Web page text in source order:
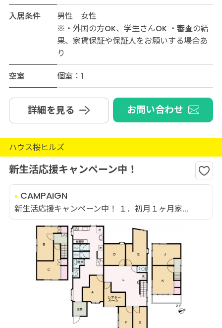
入居条件
男性 女性
※・外国の方OK、学生さんOK ・審査の結
果、家賃保証や保証人をお願いする場合あ
り
空室
個室：1
詳細を見る お問い合わせ
ハウス桜ヒルズ
新生活応援キャンペーン中！
CAMPAIGN
新生活応援キャンペーン中！ １．初月１ヶ月家...